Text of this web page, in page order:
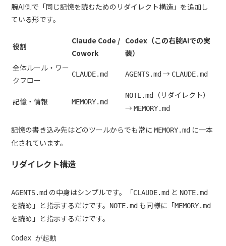
腕AI側で「同じ記憶を読むためのリダイレクト構造」を追加し
ている形です。
役割
Claude Code /
Cowork
Codex（この右腕AIでの実
装）
全体ルール・ワー
クフロー
CLAUDE.md AGENTS.md → CLAUDE.md
記憶・情報 MEMORY.md
NOTE.md
（リダイレクト）
→MEMORY.md
記憶の書き込み先はどのツールからでも常にMEMORY.md に一本
化されています。
リダイレクト構造
AGENTS.md の中身はシンプルです。「CLAUDE.md と NOTE.md
を読め」と指示するだけです。 NOTE.md も同様に「MEMORY.md
を読め」と指示するだけです。
Codex が起動